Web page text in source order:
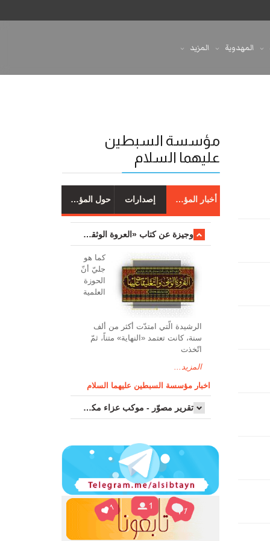
المهدوية المزيد
مؤسسة السبطين
عليهما السلام
أخبار المؤسسة إصدارات حول المؤسسة
وجیزة عن کتاب «العروة الوثقی والتعلیقات علیها»
کما هو
جليّ أنّ
الحوزة
العلمیة
الرشیدة الّتي امتدّت أكثر من ألف
سنة، كانت تعتمد «النهاية» متناً، ثمّ
اتّخذت
المزيد...
اخبار مؤسسة السبطين عليهما السلام
تقرير مصوّر - موكب عزاء مکتب سماحة اية الله السيد مرتضى الموسوي الاصفهاني في يوم إستشهاد السيدة فاطم...